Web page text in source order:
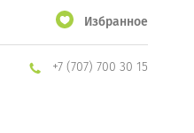
Избранное
+7 (707) 700 30 15